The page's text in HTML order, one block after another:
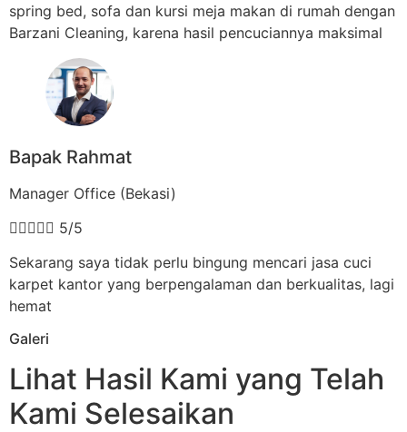
spring bed, sofa dan kursi meja makan di rumah dengan
Barzani Cleaning, karena hasil pencuciannya maksimal
Bapak Rahmat
Manager Office (Bekasi)
 5/5
Sekarang saya tidak perlu bingung mencari jasa cuci
karpet kantor yang berpengalaman dan berkualitas, lagi
hemat
Galeri
Lihat Hasil Kami yang Telah
Kami Selesaikan